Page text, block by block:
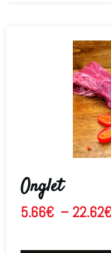
Onglet
5.66€ – 22.62